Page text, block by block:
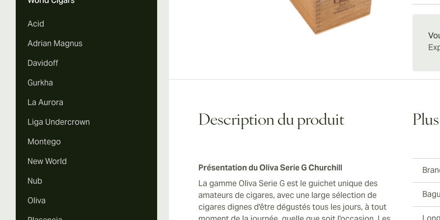
Acid
Adrian Magnus
Davidoff
Gurkha
La Aurora
Liga Undercrown
Montego
New World
Nub
Oliva
de
corps
fois
ne
qualité
Description du produit
Présentation du Oliva Serie G Churchill
La gamme Oliva Serie G est le guichet unique des
amateurs de cigares, avec une large sélection de
cigares dignes d'être dégustés tous les jours, à tout